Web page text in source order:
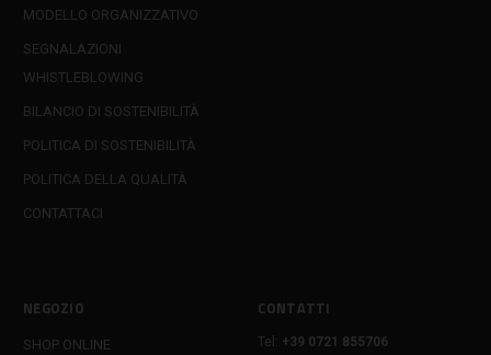
MODELLO ORGANIZZATIVO
SEGNALAZIONI
WHISTLEBLOWING
BILANCIO DI SOSTENIBILITÀ
POLITICA DI SOSTENIBILITÀ
POLITICA DELLA QUALITÀ
CONTATTACI
NEGOZIO
SHOP ONLINE
CONTATTI
Tel:
+39 0721 855706